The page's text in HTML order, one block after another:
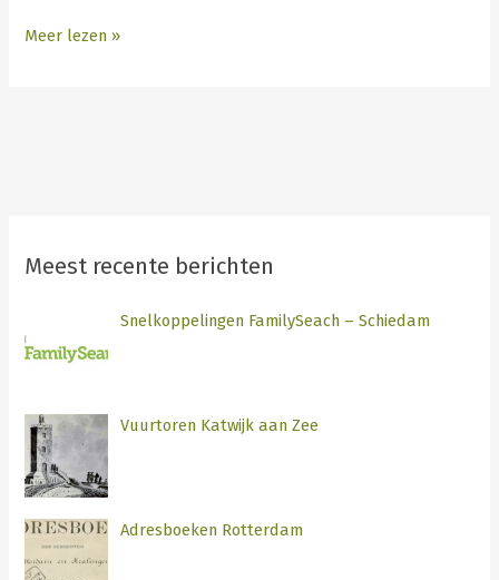
Meer lezen »
Meest recente berichten
Snelkoppelingen FamilySeach – Schiedam
Vuurtoren Katwijk aan Zee
Adresboeken Rotterdam